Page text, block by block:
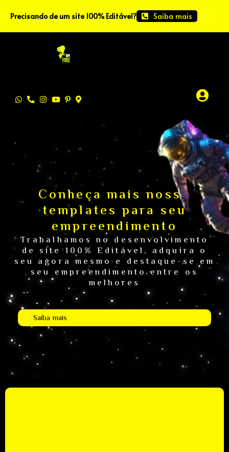
Precisando de um site 100% Editável? Saiba mais
Conheça mais nosso
templates para seu
empreendimento
Trabalhamos no desenvolvimento
de site 100% Editável, adquira o
seu agora mesmo e destaque-se em
seu empreendimento entre os
melhores
Saiba mais